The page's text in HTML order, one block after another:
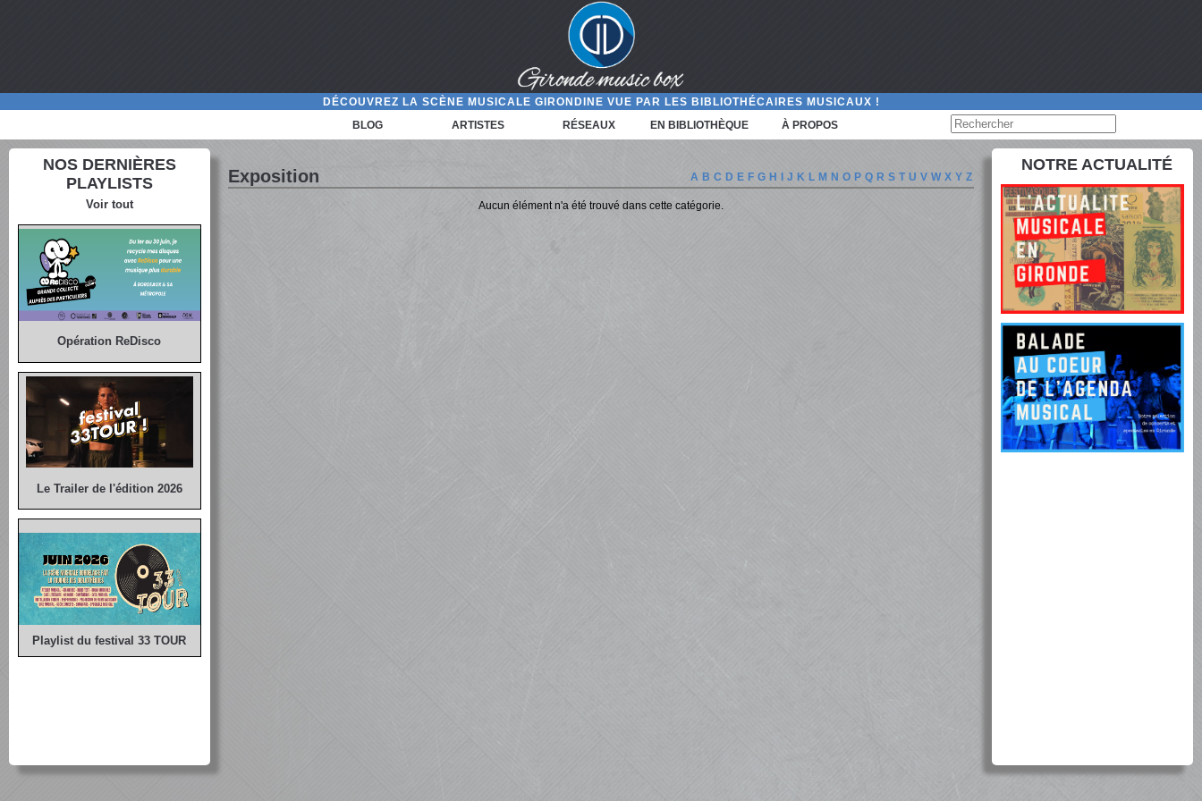
DÉCOUVREZ LA SCÈNE MUSICALE GIRONDINE VUE PAR LES BIBLIOTHÉCAIRES MUSICAUX !
BLOG
ARTISTES RÉSEAUX EN BIBLIOTHÈQUE À PROPOS
NOS DERNIÈRES
PLAYLISTS
Voir tout
Opération ReDisco
Le Trailer de l'édition 2026
Playlist du festival 33 TOUR
Exposition A B C D E F G H I J K L M N O P Q R S T U V W X Y Z
Aucun élément n'a été trouvé dans cette catégorie.
NOTRE ACTUALITÉ